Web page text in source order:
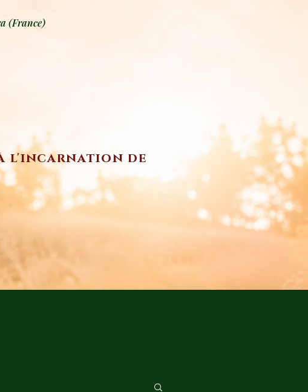
(France)
l'incarnation de